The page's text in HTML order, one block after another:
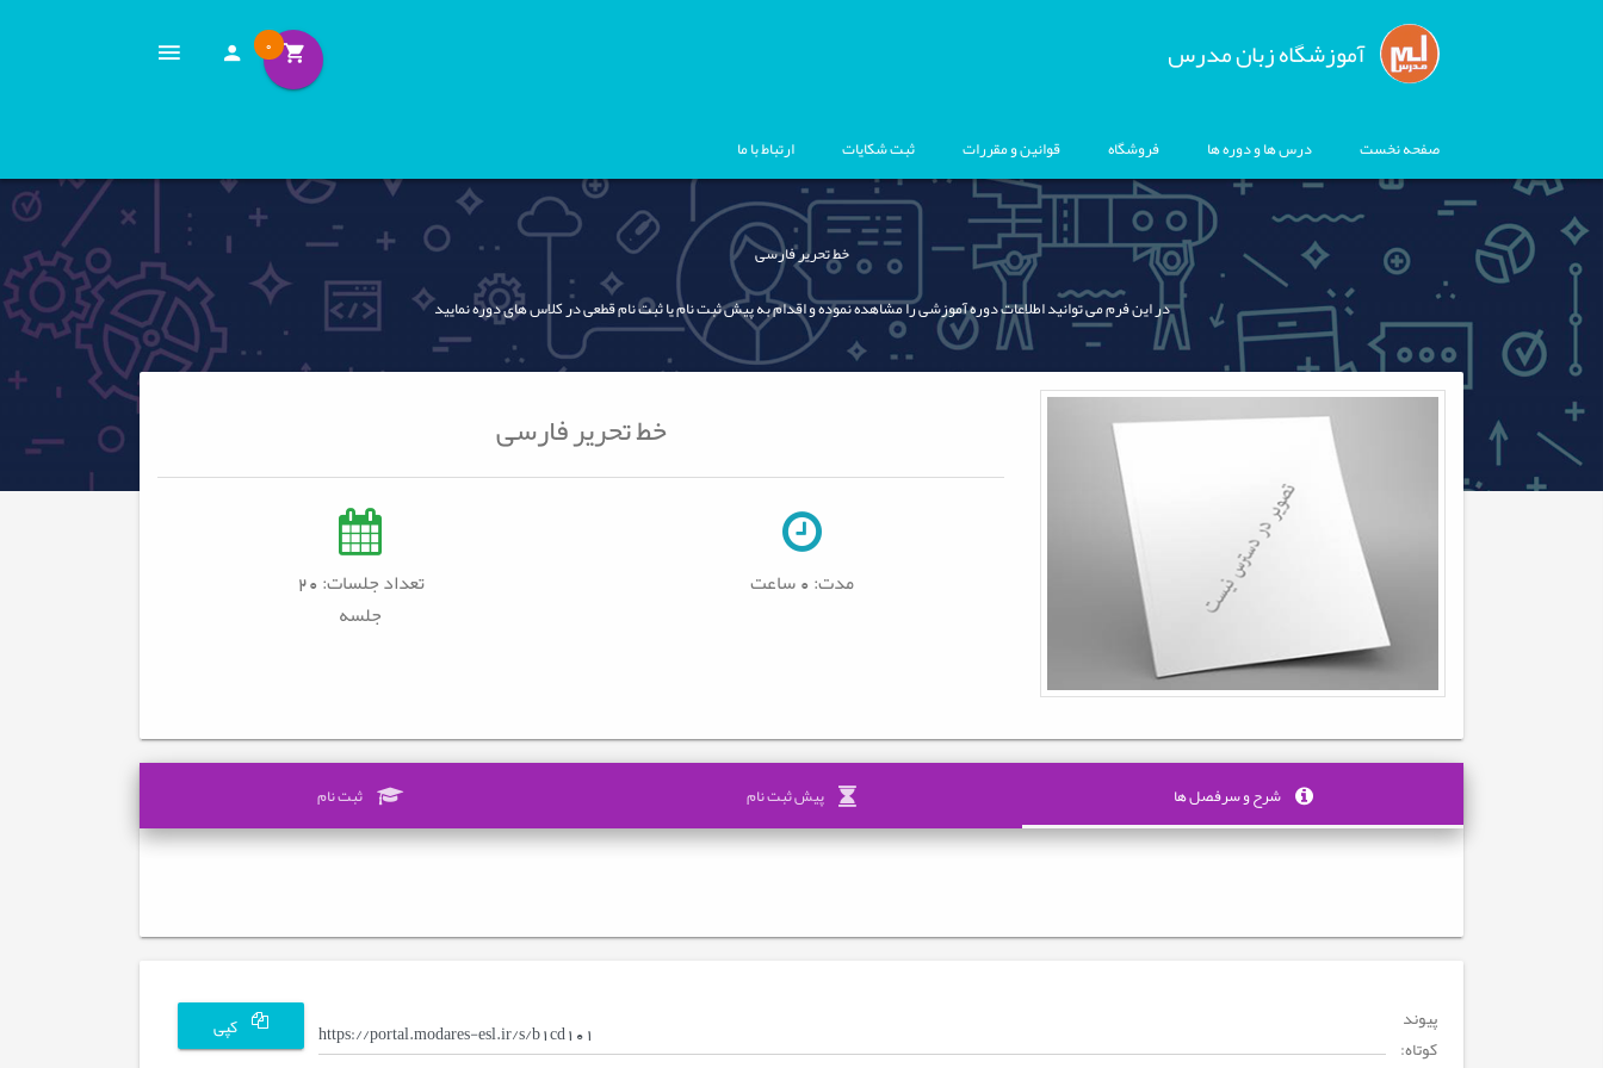
آموزشگاه زبان مدرس 0
صفحه نخست درس ها و دوره ها فروشگاه قوانین و مقررات ثبت شکایات ارتباط با ما
خط تحریر فارسی
در این فرم می توانید اطلاعات دوره آموزشی را مشاهده نموده و اقدام به پیش ثبت نام یا ثبت نام قطعی در کلاس های دوره نمایید
خط تحریر فارسی
مدت:0 ساعت
تعداد جلسات: 20
جلسه
شرح و سرفصل ها پیش ثبت نام ثبت نام
پیوند
کوتاه:
کپی